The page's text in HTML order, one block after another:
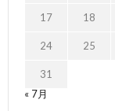
17 18
24 25
31
« 7月